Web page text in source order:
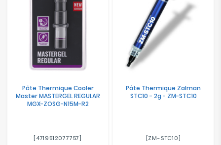
Pâte Thermique Cooler
Master MASTERGEL REGULAR
MGX-ZOSG-N15M-R2
[4719512077757]
Pâte Thermique Zalman
STC10 - 2g - ZM-STC10
[ZM-STC10]